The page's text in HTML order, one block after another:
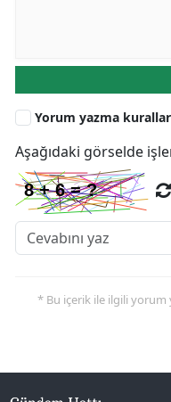
Yorum yazma
Aşağıdaki görselde
* Bu içerik ile ilgili yorum